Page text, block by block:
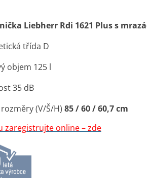
Liebherr Rdi 1621 Plus s
třída D
objem 125 l
35 dB
(V/Š/H) 85 / 60 / 60,7 cm
zaregistrujte online – zde